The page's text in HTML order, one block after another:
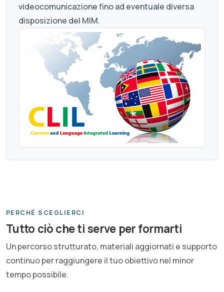
videocomunicazione fino ad eventuale diversa
disposizione del MIM.
PERCHÉ SCEGLIERCI
Tutto ciò che ti serve per formarti
Un percorso strutturato, materiali aggiornati e supporto
continuo per raggiungere il tuo obiettivo nel minor
tempo possibile.